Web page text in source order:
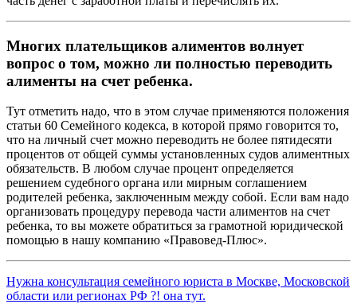
Многих плательщиков алиментов волнует
вопрос о том, можно ли полностью переводить
алименты на счет ребенка.
Тут отметить надо, что в этом случае применяются положения
статьи 60 Семейного кодекса, в которой прямо говорится то,
что на личный счет можно переводить не более пятидесяти
процентов от общей суммы установленных судов алиментных
обязательств. В любом случае процент определяется
решением судебного органа или мирным соглашением
родителей ребенка, заключенным между собой. Если вам надо
организовать процедуру перевода части алиментов на счет
ребенка, то вы можете обратиться за грамотной юридической
помощью в нашу компанию «Правовед-Плюс».
Нужна консультация семейного юриста в Москве, Московской
области или регионах РФ ?! она тут.